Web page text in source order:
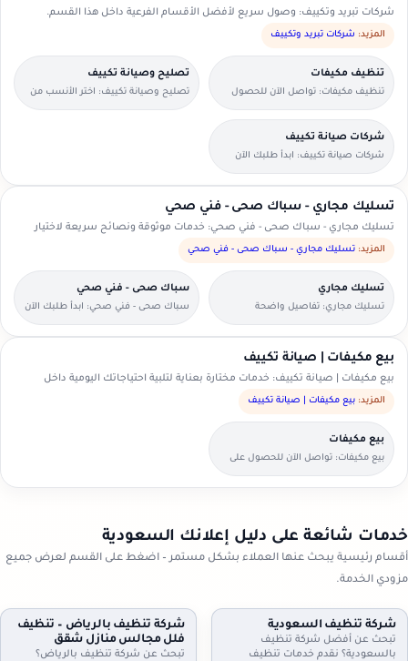
شركات تبريد وتكييف: وصول سريع لأفضل الأقسام الفرعية داخل هذا القسم.
المزيد: شركات تبريد وتكييف
تنظيف مكيفات
تنظيف مكيفات: تواصل الآن للحصول
على عرض سعر مناسب.
تصليح وصيانة تكييف
تصليح وصيانة تكييف: اختر الأنسب من
العروض المتاحة في منطقتك.
شركات صيانة تكييف
شركات صيانة تكييف: ابدأ طلبك الآن
بخطوات بسيطة وواضحة.
تسليك مجاري - سباك صحى - فني صحي
تسليك مجاري - سباك صحى - فني صحي: خدمات موثوقة ونصائح سريعة لاختيار
الأنسب.
المزيد: تسليك مجاري - سباك صحى - فني صحي
تسليك مجاري
تسليك مجاري: تفاصيل واضحة
لتسهيل اختيار مقدم الخدمة.
سباك صحى - فني صحي
سباك صحى - فني صحي: ابدأ طلبك الآن
بخطوات بسيطة وواضحة.
بيع مكيفات | صيانة تكييف
بيع مكيفات | صيانة تكييف: خدمات مختارة بعناية لتلبية احتياجاتك اليومية داخل
السعودية.
المزيد: بيع مكيفات | صيانة تكييف
بيع مكيفات
بيع مكيفات: تواصل الآن للحصول على
عرض سعر مناسب.
خدمات شائعة على دليل إعلانك السعودية
أقسام رئيسية يبحث عنها العملاء بشكل مستمر – اضغط على القسم لعرض جميع
مزودي الخدمة.
شركة تنظيف السعودية
تبحث عن أفضل شركة تنظيف
بالسعودية؟ نقدم خدمات تنظيف
شركة تنظيف بالرياض – تنظيف
فلل مجالس منازل شقق
تبحث عن شركة تنظيف بالرياض؟